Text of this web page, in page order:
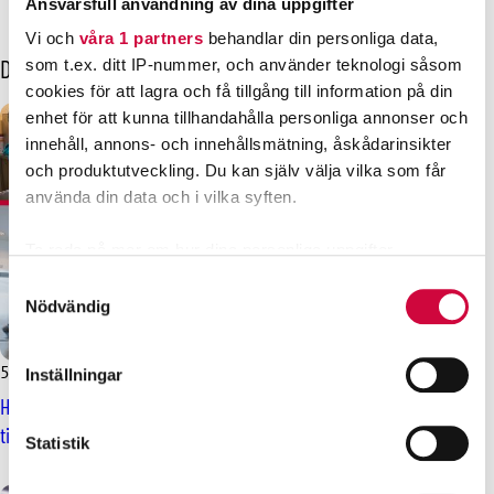
Vi och våra 1 partners behandlar din personliga data,
som t.ex. ditt IP-nummer, och använder teknologi såsom
cookies för att lagra och få tillgång till information på din
enhet för att kunna tillhandahålla personliga annonser och
innehåll, annons- och innehållsmätning, åskådarinsikter
och produktutveckling. Du kan själv välja vilka som får
använda din data och i vilka syften.
Du kan ändra eller dra tillbaka ditt samtycke när som
Vi använder enhetsidentifierare för att anpassa innehållet
för sociala medier och analysera vår trafik. Vi
vidarebefordrar även sådana identifierare och annan
Samtyckesval
Nödvändig
Inställningar
Statistik
Dessa kanske också intresserar dig
5.5.2025Nyheter
Här är det nya kollektivavtalet för kommunsektorns
timavlönade personal 2025–2028